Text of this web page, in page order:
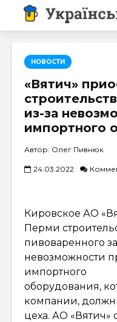
НОВОСТИ
«Вятич»
из-за
импортного
Автор: Олег Пивнюк
24.03.2022
Кировское АО
Перми
пивоваренного
невозможности
импортного
оборудования,
компании,
цеха. АО «Вятич»